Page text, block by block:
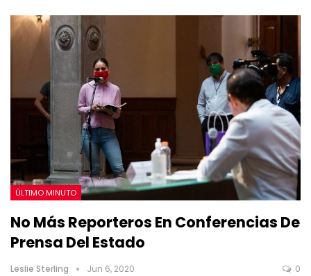
ÚLTIMO MINUTO
No Más Reporteros En Conferencias De
Prensa Del Estado
Leslie Sterling Jun 6, 2020 0